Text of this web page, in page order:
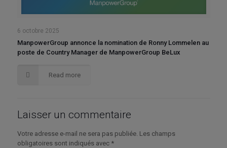
6 octobre 2025
ManpowerGroup annonce la nomination de Ronny Lommelen au
poste de Country Manager de ManpowerGroup BeLux
Read more
Laisser un commentaire
Votre adresse e-mail ne sera pas publiée. Les champs
obligatoires sont indiqués avec *